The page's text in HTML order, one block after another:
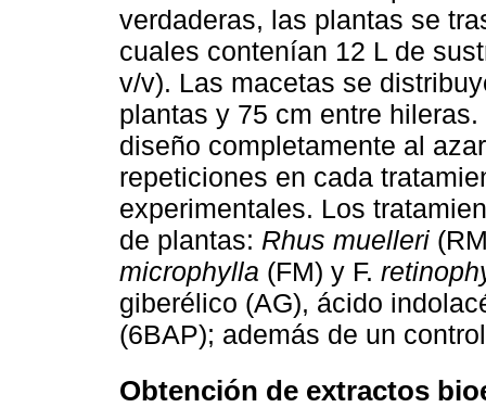
verdaderas, las plantas se
cuales contenían 12 L de
v/v). Las macetas se
plantas y 75 cm entre
diseño completamente al
repeticiones en cada
experimentales. Los
de plantas: Rhus muelleri
microphylla (FM) y F.
giberélico (AG), ácido
(6BAP); además de un
Obtención de extractos